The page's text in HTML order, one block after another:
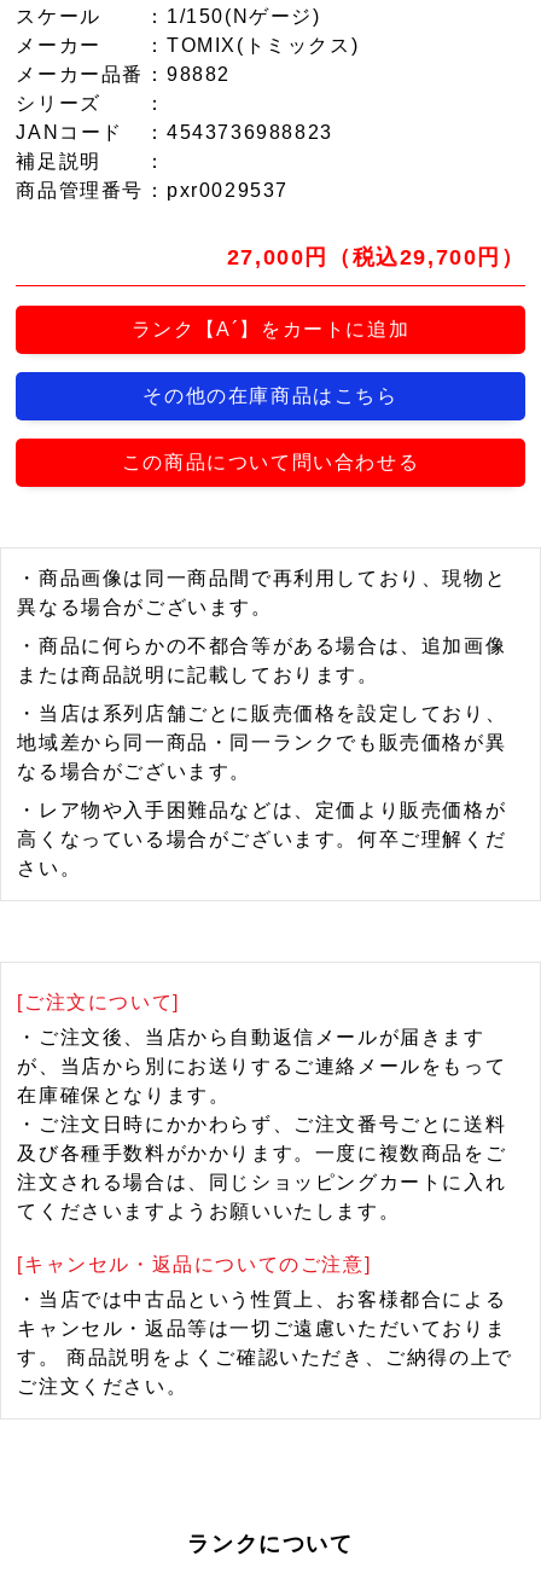
スケール
：1/150(Nゲージ)
メーカー
：TOMIX(トミックス)
メーカー品番
：98882
シリーズ
：
JANコード
：4543736988823
補足説明
：
商品管理番号 ：pxr0029537
27,000円（税込29,700円）
ランク【A´】をカートに追加
その他の在庫商品はこちら
この商品について問い合わせる
・商品画像は同一商品間で再利用しており、現物と
異なる場合がございます。
・商品に何らかの不都合等がある場合は、追加画像
または商品説明に記載しております。
・当店は系列店舗ごとに販売価格を設定しており、
地域差から同一商品・同一ランクでも販売価格が異
なる場合がございます。
・レア物や入手困難品などは、定価より販売価格が
高くなっている場合がございます。何卒ご理解くだ
さい。
[ご注文について]
・ご注文後、当店から自動返信メールが届きます
が、当店から別にお送りするご連絡メールをもって
在庫確保となります。
・ご注文日時にかかわらず、ご注文番号ごとに送料
及び各種手数料がかかります。一度に複数商品をご
注文される場合は、同じショッピングカートに入れ
てくださいますようお願いいたします。
[キャンセル・返品についてのご注意]
・当店では中古品という性質上、お客様都合による
キャンセル・返品等は一切ご遠慮いただいておりま
す。 商品説明をよくご確認いただき、ご納得の上で
ご注文ください。
ランクについて